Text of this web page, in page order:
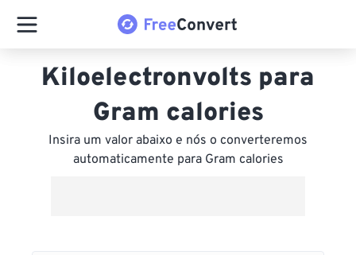
Kiloelectronvolts para
Gram calories
Insira um valor abaixo e nós o converteremos
automaticamente para Gram calories